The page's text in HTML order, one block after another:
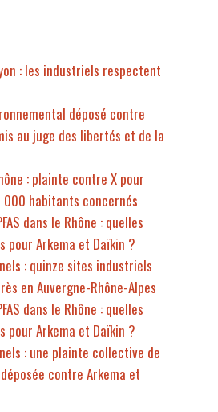
: les industriels respectent
déposé contre
au juge des libertés et de la
: plainte contre X pour
000 habitants concernés
dans le Rhône : quelles
pour Arkema et Daïkin ?
: quinze sites industriels
en Auvergne-Rhône-Alpes
dans le Rhône : quelles
pour Arkema et Daïkin ?
: une plainte collective de
contre Arkema et